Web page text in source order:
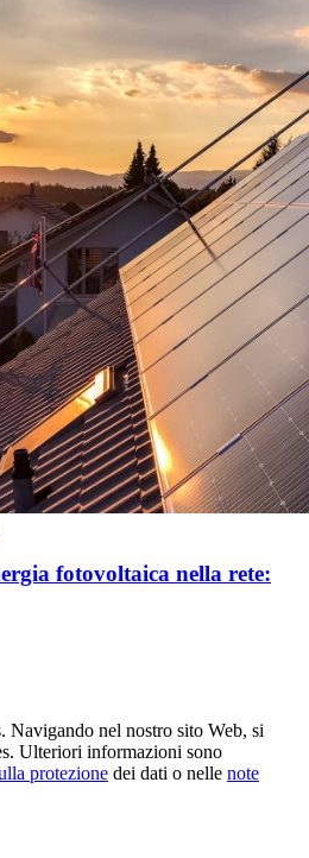
fotovoltaica nella rete:
Navigando nel nostro sito Web, si
Ulteriori informazioni sono
protezione dei dati o nelle note